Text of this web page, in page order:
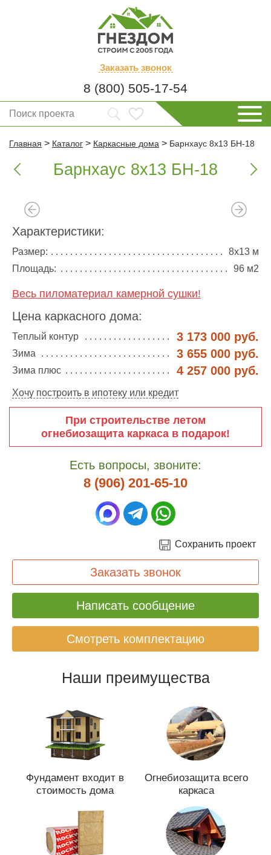
Заказать звонок
8 (800) 505-17-54
Главная > Каталог > Каркасные дома > Барнхаус 8х13 БН-18
 Барнхаус 8х13 БН-18 
Характеристики:
Размер:
8х13 м
Площадь:
96 м2
Весь пиломатериал камерной сушки!
Цена каркасного дома:
Теплый контур 3 173 000 руб.
Зима 3 655 000 руб.
Зима плюс 4 257 000 руб.
Хочу построить в ипотеку или кредит
При строительстве летом
огнебиозащита каркаса в подарок!
Есть вопросы, звоните:
8 (906) 201-65-10
Сохранить проект
Заказать звонок
Написать сообщение
Смотреть комплектацию
Наши преимущества
Фундамент входит в
стоимость дома
Огнебиозащита всего
каркаса